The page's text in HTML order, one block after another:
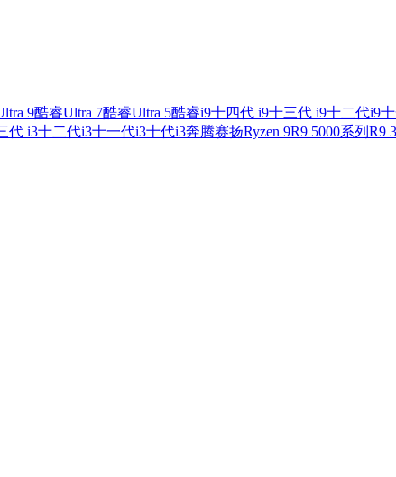
9酷睿Ultra 7酷睿Ultra 5酷睿i9十四代 i9十三代 i9十二代i9
代 i3十二代i3十一代i3十代i3奔腾赛扬Ryzen 9R9 5000系列 R9